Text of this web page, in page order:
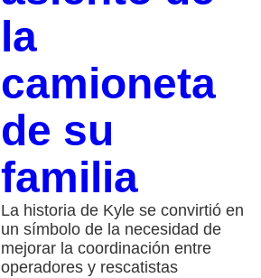
la
camioneta
de su
familia
La historia de Kyle se convirtió en
un símbolo de la necesidad de
mejorar la coordinación entre
operadores y rescatistas